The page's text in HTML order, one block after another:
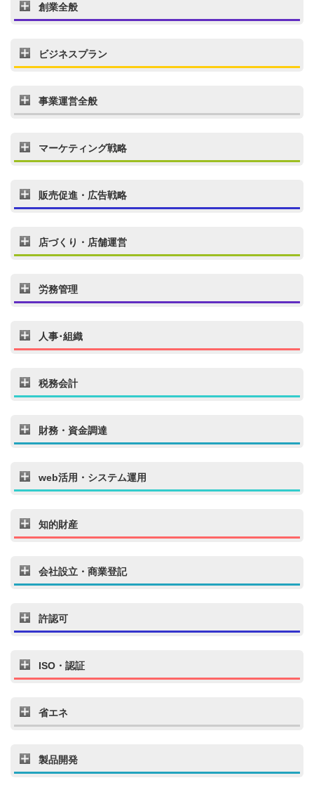
創業全般
ビジネスプラン
事業運営全般
マーケティング戦略
販売促進・広告戦略
店づくり・店舗運営
労務管理
人事･組織
税務会計
財務・資金調達
web活用・システム運用
知的財産
会社設立・商業登記
許認可
ISO・認証
省エネ
製品開発